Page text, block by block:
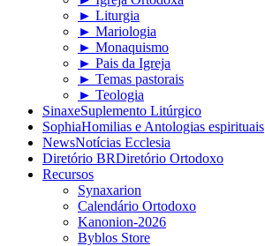
► Liturgia
► Mariologia
► Monaquismo
► Pais da Igreja
► Temas pastorais
► Teologia
SinaxeSuplemento Litúrgico
SophiaHomilias e Antologias espirituais
NewsNotícias Ecclesia
Diretório BRDiretório Ortodoxo
Recursos
Synaxarion
Calendário Ortodoxo
Kanonion-2026
Byblos Store